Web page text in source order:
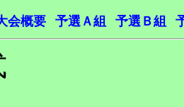
会概要 予選Ａ組 予選Ｂ組